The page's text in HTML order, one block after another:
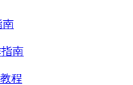
南
南
程